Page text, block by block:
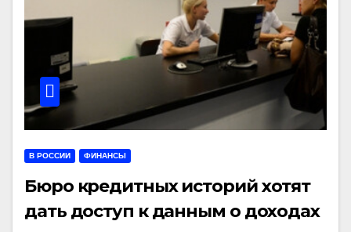
В РОССИИ ФИНАНСЫ
Бюро кредитных историй хотят
дать доступ к данным о доходах